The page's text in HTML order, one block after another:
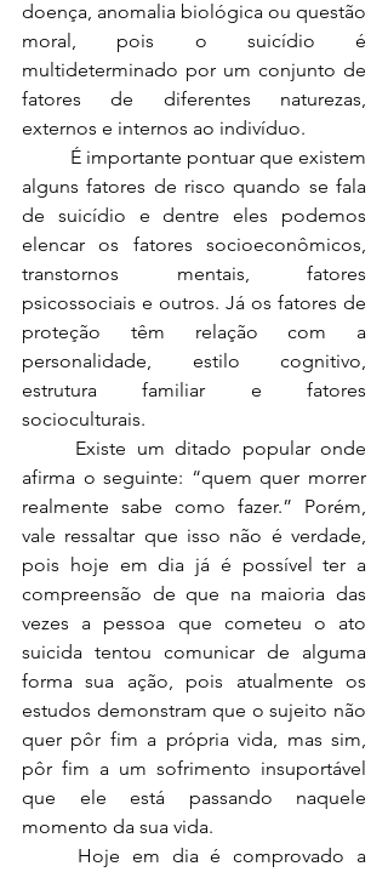
doença, anomalia biológica ou questão
moral, pois o suicídio é
multideterminado por um conjunto de
fatores de diferentes naturezas,
externos e internos ao indivíduo.
alguns fatores de risco quando se fala
de suicídio e dentre eles podemos
elencar os fatores socioeconômicos,
transtornos mentais, fatores
psicossociais e outros. Já os fatores de
proteção têm relação com a
personalidade, estilo cognitivo,
estrutura familiar e fatores
socioculturais.
afirma o seguinte: “quem quer morrer
realmente sabe como fazer.” Porém,
vale ressaltar que isso não é verdade,
pois hoje em dia já é possível ter a
compreensão de que na maioria das
vezes a pessoa que cometeu o ato
suicida tentou comunicar de alguma
forma sua ação, pois atualmente os
estudos demonstram que o sujeito não
quer pôr fim a própria vida, mas sim,
pôr fim a um sofrimento insuportável
que ele está passando naquele
momento da sua vida.